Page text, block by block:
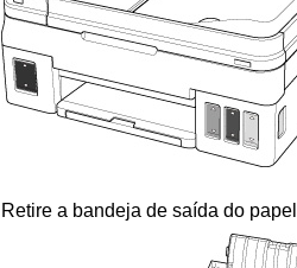
Retire a bandeja de saída do papel